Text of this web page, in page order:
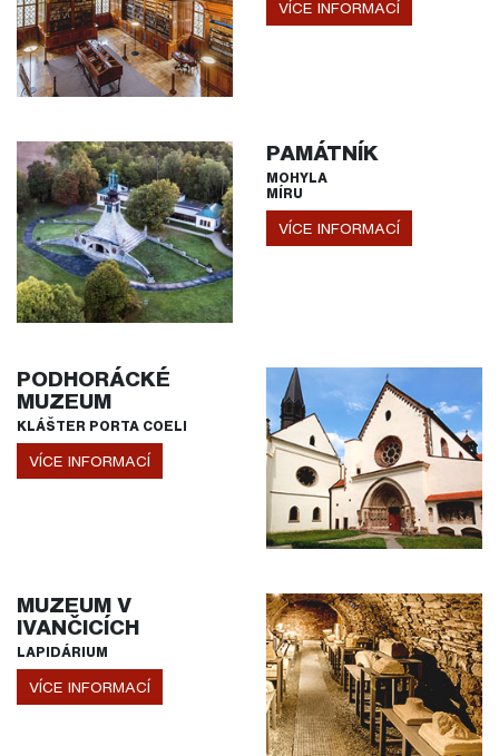
VÍCE INFORMACÍ
PAMÁTNÍK
MOHYLA
MÍRU
VÍCE INFORMACÍ
PODHORÁCKÉ
MUZEUM
KLÁŠTER PORTA COELI
VÍCE INFORMACÍ
MUZEUM V
IVANČICÍCH
LAPIDÁRIUM
VÍCE INFORMACÍ